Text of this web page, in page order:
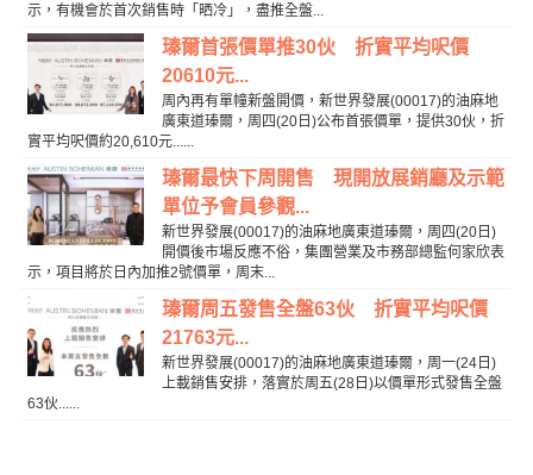
示，有機會於首次銷售時「晒冷」，盡推全盤...
瑧爾首張價單推30伙 折實平均呎價
20610元...
周內再有單幢新盤開價，新世界發展(00017)的油麻地
廣東道瑧爾，周四(20日)公布首張價單，提供30伙，折
實平均呎價約20,610元......
瑧爾最快下周開售 現開放展銷廳及示範
單位予會員參觀...
新世界發展(00017)的油麻地廣東道瑧爾，周四(20日)
開價後市場反應不俗，集團營業及市務部總監何家欣表
示，項目將於日內加推2號價單，周末...
瑧爾周五發售全盤63伙 折實平均呎價
21763元...
新世界發展(00017)的油麻地廣東道瑧爾，周一(24日)
上載銷售安排，落實於周五(28日)以價單形式發售全盤
63伙......